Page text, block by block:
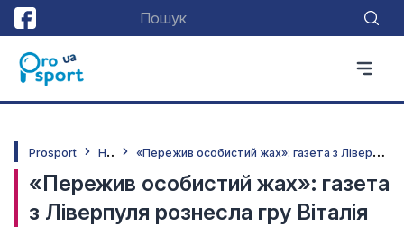
Prosport Н
овини «
Пережив особистий жах»: газета з Ліверпуля рознесла гру Віталія Миколенка проти Манчестер Юнайтед (відео)
«Пережив особистий жах»: газета
з Ліверпуля рознесла гру Віталія